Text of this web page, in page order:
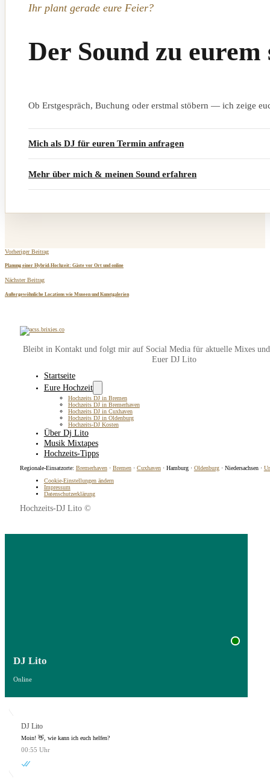
Ihr plant gerade eure Feier?
Der Sound zu eurem
Ob Erstgespräch, Buchung oder erstmal stöbern — ich zeige
Mich als DJ für euren Termin anfragen
Mehr über mich & meinen Sound erfahren
Vorheriger Beitrag
Planung einer Hybrid-Hochzeit: Gäste vor Ort und online
Nächster Beitrag
Außergewöhnliche Locations wie Museen und Kunstgalerien
Bleibt in Kontakt und folgt mir auf Social Media für aktuelle Mixes
Euer DJ Lito
Startseite
Eure Hochzeit
Hochzeits DJ in Bremen
Hochzeits DJ in Bremerhaven
Hochzeits DJ in Cuxhaven
Hochzeits DJ in Oldenburg
Hochzeits-DJ Kosten
Über Dj Lito
Musik Mixtapes
Hochzeits-Tipps
Regionale-Einsatzorte: Bremerhaven· Bremen· Cuxhaven· Hamburg · Oldenburg· Niedersachsen ·
Cookie-Einstellungen ändern
Impressum
Datenschutzerklärung
Hochzeits-DJ Lito ©
DJ Lito
Online
DJ Lito
Moin! 👋, wie kann ich euch helfen?
00:55 Uhr